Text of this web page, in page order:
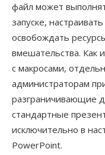
файл может
запуске,
освобождать
вмешательства. Как
с макросами,
администраторам
разграничивающие
стандартные
исключительно в
PowerPoint.